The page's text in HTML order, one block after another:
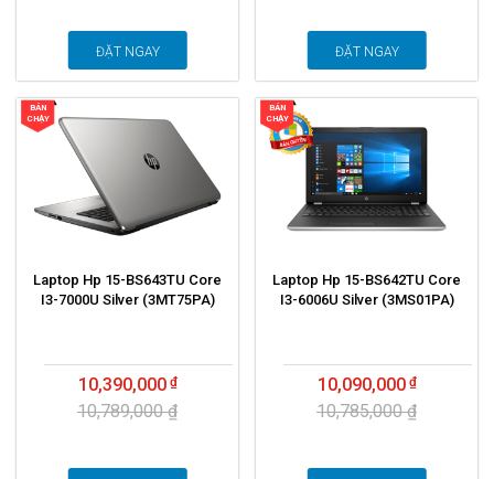
ĐẶT NGAY ĐẶT NGAY
BÁN
CHẠY
Laptop Hp 15-BS643TU Core
I3-7000U Silver (3MT75PA)
10,390,000
10,789,000 ₫
BÁN
CHẠY
Laptop Hp 15-BS642TU Core
I3-6006U Silver (3MS01PA)
10,090,000
10,785,000 ₫